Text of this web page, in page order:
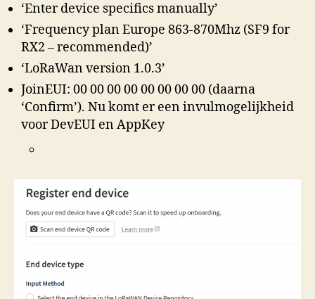
‘Enter device specifics manually’
‘Frequency plan Europe 863-870Mhz (SF9 for
RX2 – recommended)’
‘LoRaWan version 1.0.3’
JoinEUI: 00 00 00 00 00 00 00 00 (daarna
‘Confirm’). Nu komt er een invulmogelijkheid
voor DevEUI en AppKey